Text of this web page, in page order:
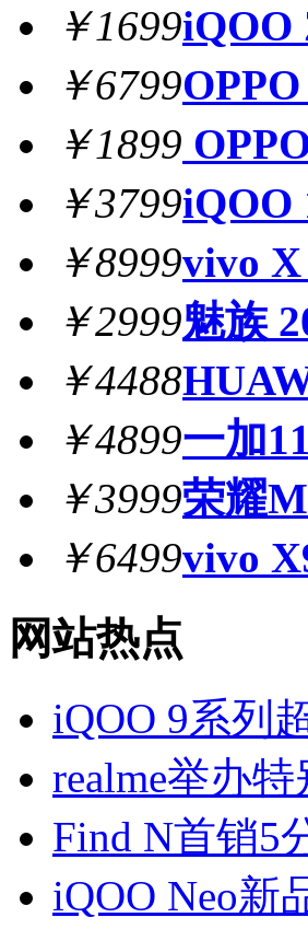
￥1699iQOO
￥6799
￥1899
￥3799iQOO
￥8999vivo
￥2999魅族
￥4488
￥4899一加
￥3999荣耀
￥6499vivo
网站热点
iQOO 9系列
realme举办
Find N首销5
iQOO Neo新